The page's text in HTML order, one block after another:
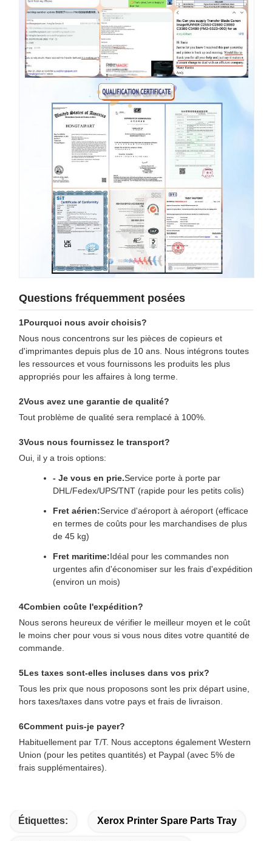
Questions fréquemment posées
1Pourquoi nous avoir choisis?
Nous nous concentrons sur les pièces de copieurs et
d'imprimantes depuis plus de 10 ans. Nous intégrons toutes
les ressources et vous fournissons les produits les plus
appropriés pour les affaires à long terme.
2Vous avez une garantie de qualité?
Tout problème de qualité sera remplacé à 100%.
3Vous nous fournissez le transport?
Oui, il y a trois options:
- Je vous en prie.Service porte à porte par
DHL/Fedex/UPS/TNT (rapide pour les petits colis)
Fret aérien:Service d'aéroport à aéroport (efficace
en termes de coûts pour les marchandises de plus
de 45 kg)
Fret maritime:Idéal pour les commandes non
urgentes afin d'économiser sur les frais d'expédition
(environ un mois)
4Combien coûte l'expédition?
Nous serons heureux de vérifier le meilleur moyen et le coût
le moins cher pour vous si vous nous dites votre quantité de
commande.
5Les taxes sont-elles incluses dans vos prix?
Tous les prix que nous proposons sont les prix départ usine,
hors taxes/taxes dans votre pays et frais de livraison.
6Comment puis-je payer?
Habituellement par T/T. Nous acceptons également Western
Union (pour les petites quantités) et Paypal (avec 5% de
frais supplémentaires).
Étiquettes: Xerox Printer Spare Parts Tray